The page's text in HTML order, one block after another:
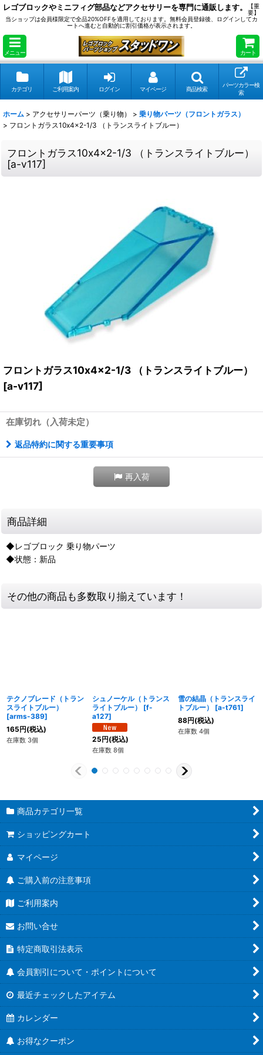
レゴブロックやミニフィグ部品などアクセサリーを専門に通販します。
【重
要】
当ショップは会員様限定で全品20%OFFを適用しております。無料会員登録後、ログインしてカ
ートへ進むと自動的に割引価格が表示されます。
メニュー カート
カテゴリ ご利用案内 ログイン マイページ 商品検索
パーツカラー検
索
ホーム > アクセサリーパーツ（乗り物） > 乗り物パーツ（フロントガラス）
> フロントガラス10x4x2-1/3 （トランスライトブルー）
フロントガラス10x4x2-1/3 （トランスライトブルー）
[a-v117]
フロントガラス10x4x2-1/3 （トランスライトブルー）
[a-v117]
在庫切れ（入荷未定）
返品特約に関する重要事項
再入荷
商品詳細
◆レゴブロック 乗り物パーツ
◆状態：新品
その他の商品も多数取り揃えています！
テクノブレード（トラン
スライトブルー）
[arms-389]
165円(税込)
在庫数 3個
シュノーケル（トランス
ライトブルー）
[f-
a127]
25円(税込)
在庫数 8個
雪の結晶（トランスライ
トブルー）
[a-t761]
88円(税込)
在庫数 4個
商品カテゴリ一覧
ショッピングカート
マイページ
ご購入前の注意事項
ご利用案内
お問い合せ
特定商取引法表示
会員割引について・ポイントについて
最近チェックしたアイテム
カレンダー
お得なクーポン